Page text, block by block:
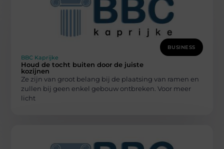
BUSINESS
BBC Kaprijke
Houd de tocht buiten door de juiste
kozijnen
Ze zijn van groot belang bij de plaatsing van ramen en
zullen bij geen enkel gebouw ontbreken. Voor meer
licht